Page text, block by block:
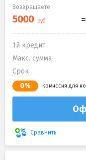
Возвращаете
1й кредит
Макс. сумма
Срок
0% комиссия для
Сравнить